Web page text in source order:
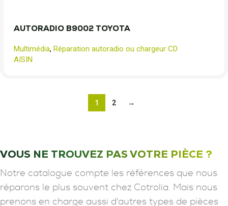
AUTORADIO B9002 TOYOTA
Multimédia, Réparation autoradio ou chargeur CD
AISIN
1 2 →
VOUS NE TROUVEZ PAS VOTRE PIÈCE ?
Notre catalogue compte les références que nous
réparons le plus souvent chez Cotrolia. Mais nous
prenons en charge aussi d'autres types de pièces